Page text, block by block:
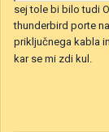
sej tole bi bilo tudi
thunderbird porte
priključnega kabla in
kar se mi zdi kul.